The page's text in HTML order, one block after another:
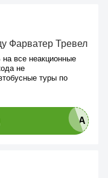
Фарватер Тревел
на все неакционные
не
туры по